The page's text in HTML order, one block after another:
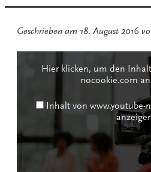
Geschrieben am 18. August 2016
www.youtube-
Hier klicken, um den
nocookie.com
Inhalt von